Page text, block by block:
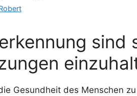
sind
Gesundheit des Menschen